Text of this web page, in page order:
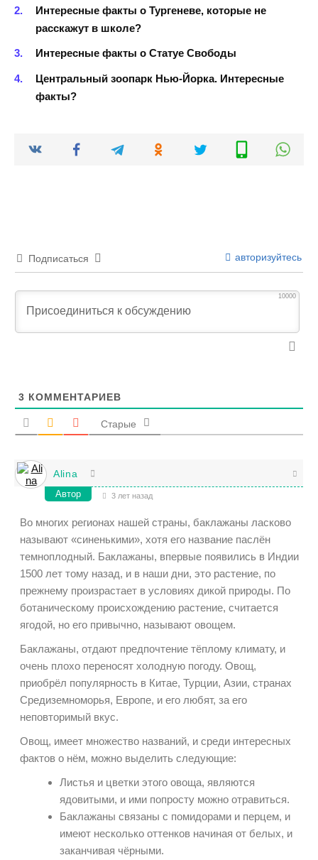
Интересные факты о Тургеневе, которые не
расскажут в школе?
Интересные факты о Статуе Свободы
Центральный зоопарк Нью-Йорка. Интересные
факты?
Подписаться авторизуйтесь
10000
3 КОММЕНТАРИЕВ
Старые
Alina
Автор 3 лет назад
Во многих регионах нашей страны, баклажаны ласково
называют «синенькими», хотя его название паслён
темноплодный. Баклажаны, впервые появились в Индии
1500 лет тому назад, и в наши дни, это растение, по
прежнему произрастает в условиях дикой природы. По
ботаническому происхождению растение, считается
ягодой, но его привычно, называют овощем.
Баклажаны, отдают предпочтение тёплому климату, и
очень плохо переносят холодную погоду. Овощ,
приобрёл популярность в Китае, Турции, Азии, странах
Средиземноморья, Европе, и его любят, за его
неповторимый вкус.
Овощ, имеет множество названий, и среди интересных
фактов о нём, можно выделить следующие:
Листья и цветки этого овоща, являются
ядовитыми, и ими попросту можно отравиться.
Баклажаны связаны с помидорами и перцем, и
имеют несколько оттенков начиная от белых, и
заканчивая чёрными.